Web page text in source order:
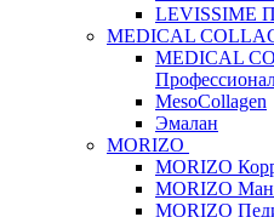
LEVISSIME
MEDICAL
MEDICAL
MesoCollagen
Эмалан
MORIZO
MORIZO
MORIZO
MORIZO